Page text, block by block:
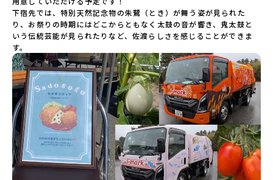
下宿先では、特別天然記念物の朱鷺（とき）が舞う姿が見られた
り、お祭りの時期にはどこからともなく太鼓の音が響き、鬼太鼓と
いう伝統芸能が見られたりなど、佐渡らしさを感じることができま
す。